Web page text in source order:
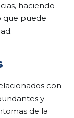
haciendo
que puede
con
y
de la